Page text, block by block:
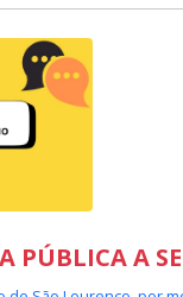
PÚBLICA A